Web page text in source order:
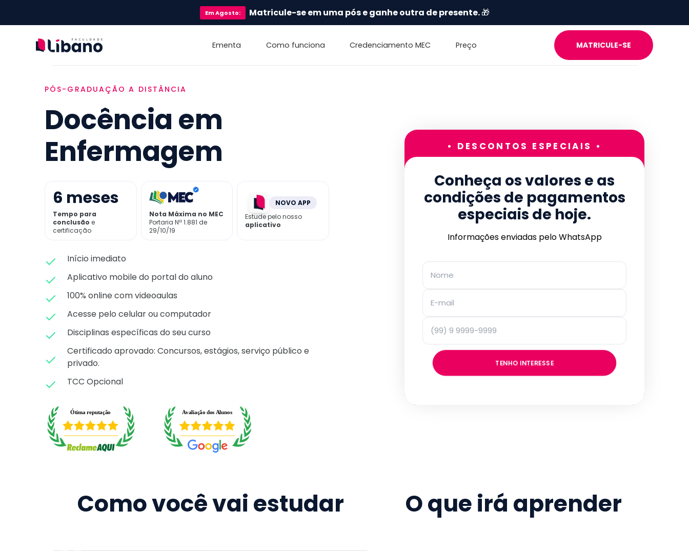
EmAgosto: Matricule-se em uma pós e ganhe outra de presente.🎁
Ementa Como funciona Credenciamento MEC Preço MATRICULE-SE
PÓS-GRADUAÇÃO A DISTÂNCIA
Docência em
Enfermagem
6 meses
Tempo para
conclusão e
certificação
Nota Máxima no MEC
Portaria Nª 1.881 de
29/10/19
NOVO APP
Estude pelo nosso
aplicativo
Início imediato
Aplicativo mobile do portal do aluno
100% online com videoaulas
Acesse pelo celular ou computador
Disciplinas específicas do seu curso
Certificado aprovado: Concursos, estágios, serviço público e
privado.
TCC Opcional
• DESCONTOS ESPECIAIS •
Conheça os valores e as
condições de pagamentos
especiais de hoje.
Informações enviadas pelo WhatsApp
TENHO INTERESSE
Como você vai estudar O que irá aprender